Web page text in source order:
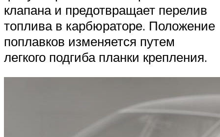
клапана и предотвращает перелив
топлива в карбюраторе. Положение
поплавков изменяется путем
легкого подгиба планки крепления.